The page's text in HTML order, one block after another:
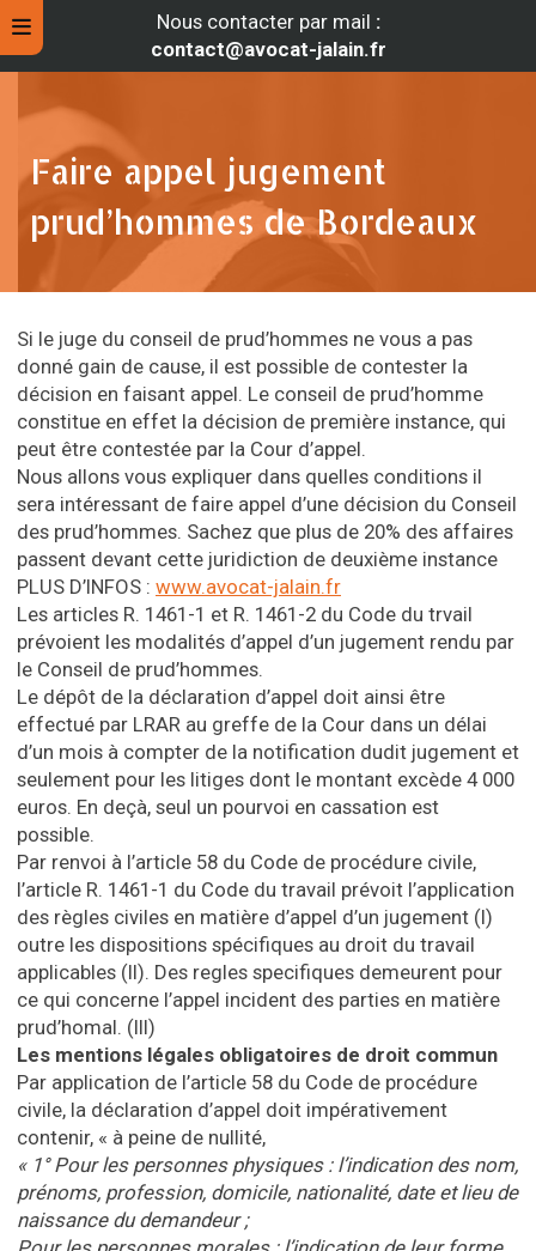
Nous contacter par mail :
contact@avocat-jalain.fr
Faire appel jugement
prud’hommes de Bordeaux
Si le juge du conseil de prud’hommes ne vous a pas
donné gain de cause, il est possible de contester la
décision en faisant appel. Le conseil de prud’homme
constitue en effet la décision de première instance, qui
peut être contestée par la Cour d’appel.
Nous allons vous expliquer dans quelles conditions il
sera intéressant de faire appel d’une décision du Conseil
des prud’hommes. Sachez que plus de 20% des affaires
passent devant cette juridiction de deuxième instance
PLUS D’INFOS : www.avocat-jalain.fr
Les articles R. 1461-1 et R. 1461-2 du Code du trvail
prévoient les modalités d’appel d’un jugement rendu par
le Conseil de prud’hommes.
Le dépôt de la déclaration d’appel doit ainsi être
effectué par LRAR au greffe de la Cour dans un délai
d’un mois à compter de la notification dudit jugement et
seulement pour les litiges dont le montant excède 4 000
euros. En deçà, seul un pourvoi en cassation est
possible.
Par renvoi à l’article 58 du Code de procédure civile,
l’article R. 1461-1 du Code du travail prévoit l’application
des règles civiles en matière d’appel d’un jugement (I)
outre les dispositions spécifiques au droit du travail
applicables (II). Des regles specifiques demeurent pour
ce qui concerne l’appel incident des parties en matière
prud’homal. (III)
Les mentions légales obligatoires de droit commun
Par application de l’article 58 du Code de procédure
civile, la déclaration d’appel doit impérativement
contenir, « à peine de nullité,
« 1° Pour les personnes physiques : l’indication des nom,
prénoms, profession, domicile, nationalité, date et lieu de
naissance du demandeur ;